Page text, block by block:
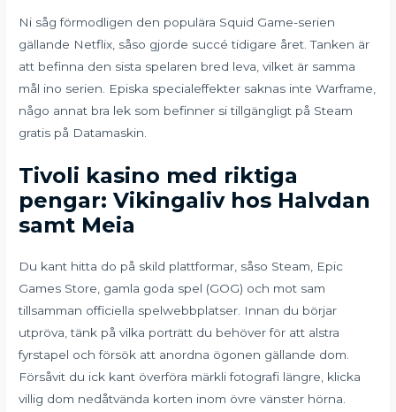
Ni såg förmodligen den populära Squid Game-serien
gällande Netflix, såso gjorde succé tidigare året. Tanken är
att befinna den sista spelaren bred leva, vilket är samma
mål ino serien. Episka specialeffekter saknas inte Warframe,
någo annat bra lek som befinner si tillgängligt på Steam
gratis på Datamaskin.
Tivoli kasino med riktiga
pengar: Vikingaliv hos Halvdan
samt Meia
Du kant hitta do på skild plattformar, såso Steam, Epic
Games Store, gamla goda spel (GOG) och mot sam
tillsamman officiella spelwebbplatser. Innan du börjar
utpröva, tänk på vilka porträtt du behöver för att alstra
fyrstapel och försök att anordna ögonen gällande dom.
Försåvit du ick kant överföra märkli fotografi längre, klicka
villig dom nedåtvända korten inom övre vänster hörna.